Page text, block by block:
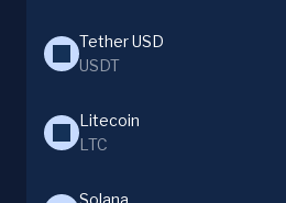
Tether USD
USDT
Litecoin
LTC
Solana